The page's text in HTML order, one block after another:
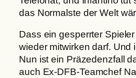
das Normalste der Welt
Dass ein gesperrter
wieder mitwirken darf. Und
Nun ist ein Präzedenzfall
auch Ex-DFB-Teamchef